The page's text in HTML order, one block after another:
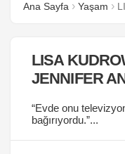
Danla Bilic ile
Ana Sayfa Yaşam
LISA
JENNIFER
“Evde onu
bağırıyordu.”...